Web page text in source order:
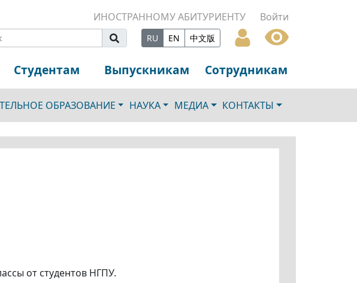
ИНОСТРАННОМУ АБИТУРИЕНТУ Войти
RU EN 中文版
Студентам Выпускникам Сотрудникам
ОБРАЗОВАНИЕ НАУКА МЕДИА КОНТАКТЫ
от студентов НГПУ.